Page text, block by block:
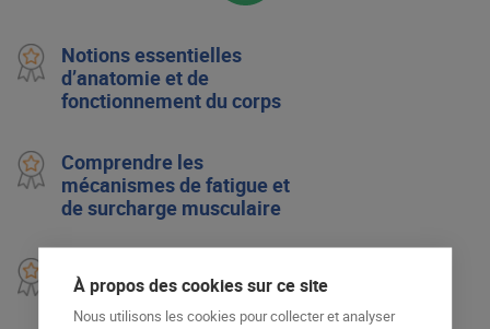
Notions essentielles
d’anatomie et de
fonctionnement du corps​
Comprendre les
mécanismes de fatigue et
de surcharge musculaire​
Identifier les gestes à risque
et des postures inadaptées
À propos des cookies sur ce site
Nous utilisons les cookies pour collecter et analyser